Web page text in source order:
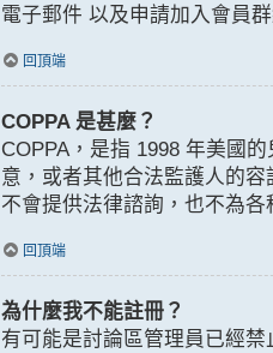
電子郵件 以及申請加入會員
回頂端
COPPA 是甚麼？
COPPA，是指 1998 年美國
意，或者其他合法監護人的
不會提供法律諮詢，也不為
回頂端
為什麼我不能註冊？
有可能是討論區管理員已經